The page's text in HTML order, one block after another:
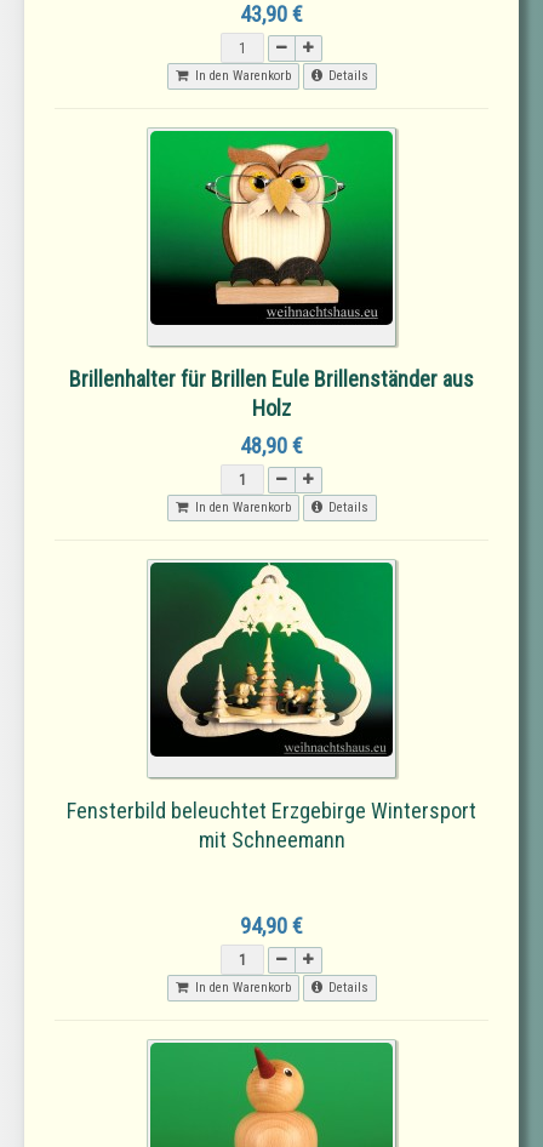
43,90 €
In den Warenkorb Details
Brillenhalter für Brillen Eule Brillenständer aus
Holz
48,90 €
In den Warenkorb Details
Fensterbild beleuchtet Erzgebirge Wintersport
mit Schneemann
94,90 €
In den Warenkorb Details